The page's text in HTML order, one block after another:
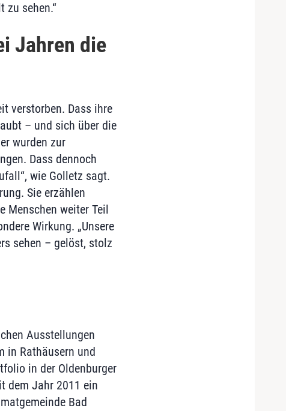
zu sehen.“
Jahren die
verstorben. Dass ihre
– und sich über die
wurden zur
Dass dennoch
wie Golletz sagt.
Sie erzählen
Menschen weiter Teil
Wirkung. „Unsere
sehen – gelöst, stolz
Ausstellungen
in Rathäusern und
in der Oldenburger
dem Jahr 2011 ein
Bad